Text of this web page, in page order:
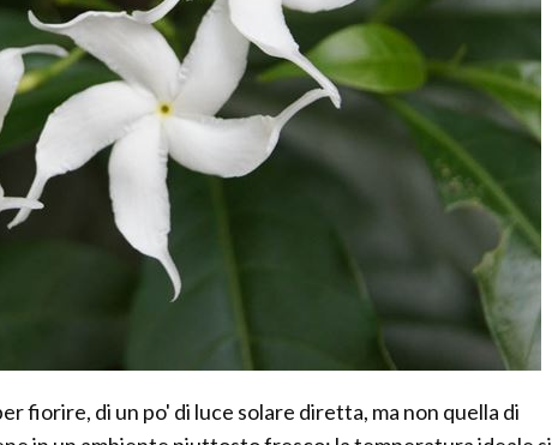
fiorire, di un po' di luce solare diretta, ma non quella di